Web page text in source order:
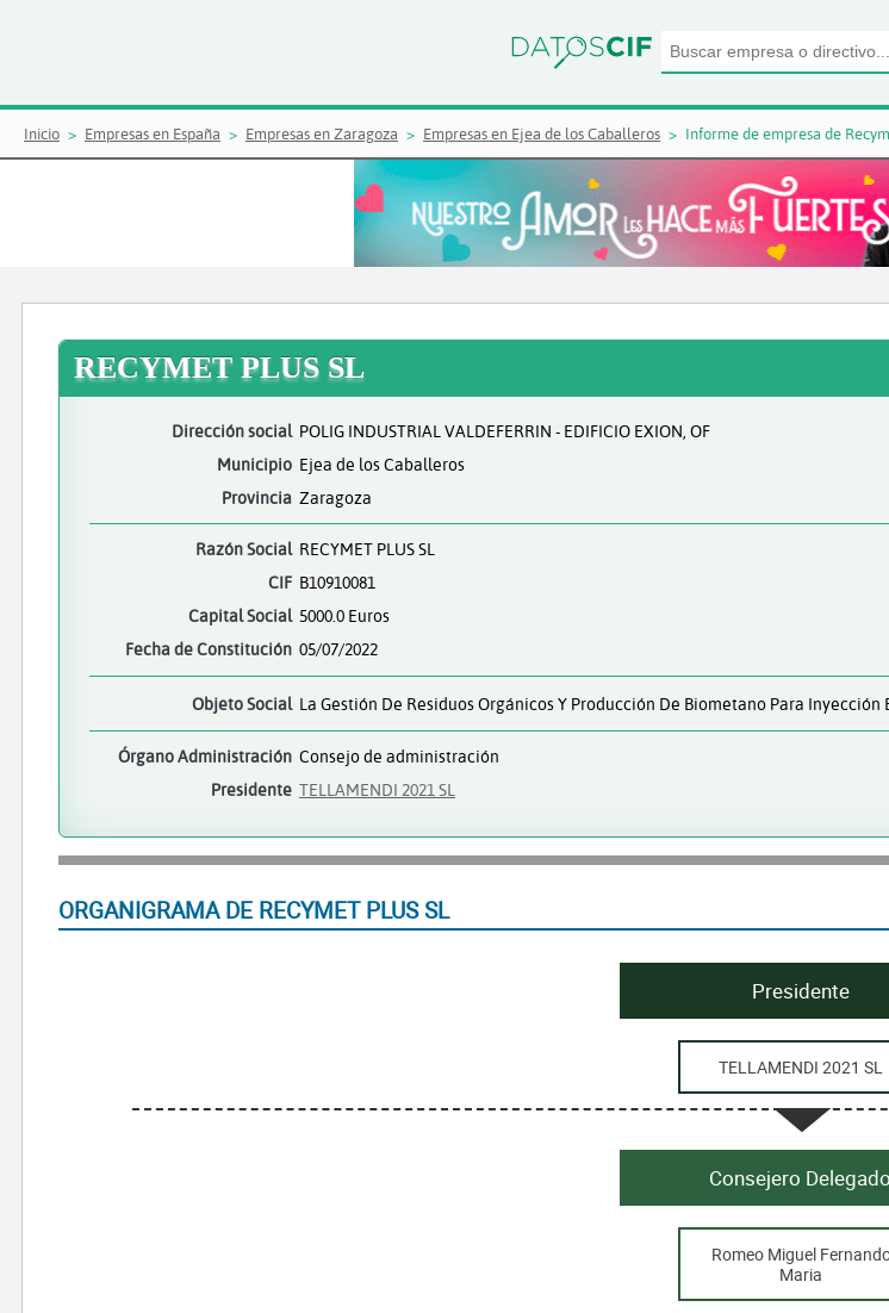
Inicio Empresas en España Empresas en Zaragoza Empresas en Ejea de los Caballeros Informe de empresa de
RECYMET PLUS SL
Dirección social POLIG INDUSTRIAL VALDEFERRIN - EDIFICIO EXION, OF
Municipio Ejea de los Caballeros
Provincia Zaragoza
Razón Social RECYMET PLUS SL
CIF B10910081
Capital Social 5000.0 Euros
Fecha de Constitución 05/07/2022
Objeto Social La Gestión De Residuos Orgánicos Y Producción De Biometano Para Inyección
Órgano Administración Consejo de administración
Presidente TELLAMENDI 2021 SL
ORGANIGRAMA DE RECYMET PLUS SL
Presidente
TELLAMENDI 2021 SL
Consejero Delegado
Romeo Miguel
Maria